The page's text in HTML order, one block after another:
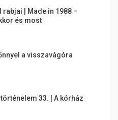
rabjai | Made in 1988 –
és most
a visszavágóra
33. | A kórház